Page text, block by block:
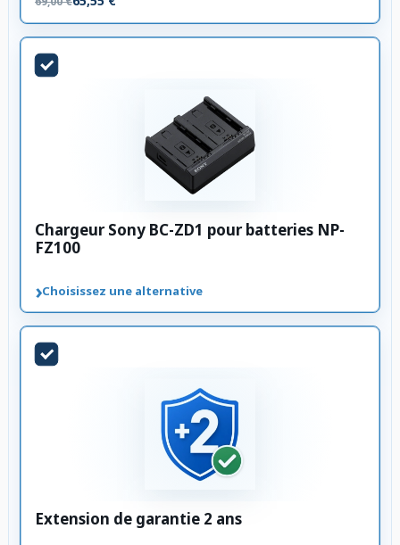
Chargeur Sony BC-ZD1 pour batteries NP-
FZ100
›Choisissez une alternative
Extension de garantie 2 ans